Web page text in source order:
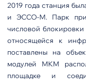
2019 года станция
и ЭССО-М. Парк
числовой
относящейся к
поставлены на
модулей МКМ
площадке и